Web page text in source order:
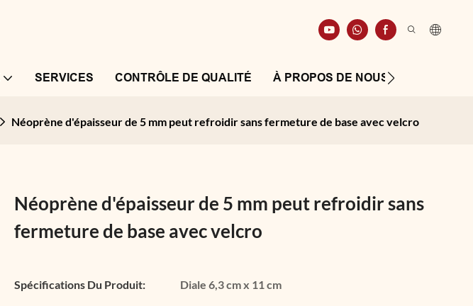
SERVICES CONTRÔLE DE QUALITÉ À PROPOS DE NOUS
Néoprène d'épaisseur de 5 mm peut refroidir sans fermeture de base avec velcro
Néoprène d'épaisseur de 5 mm peut refroidir sans
fermeture de base avec velcro
Spécifications Du Produit: Diale 6,3 cm x 11 cm